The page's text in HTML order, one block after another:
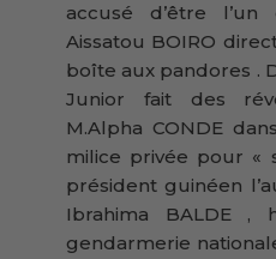
accusé d’être
Aissatou BOIRO
boîte aux pandores .
Junior fait des
M.Alpha CONDE
milice privée pour «
président guinéen
Ibrahima BALDE ,
gendarmerie